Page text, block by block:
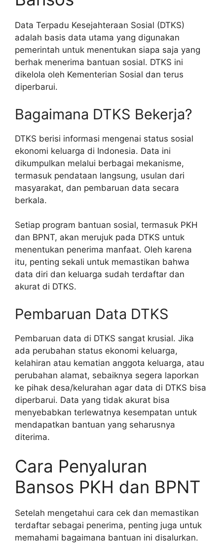
Data Terpadu Kesejahteraan Sosial (DTKS)
adalah basis data utama yang digunakan
pemerintah untuk menentukan siapa saja yang
berhak menerima bantuan sosial. DTKS ini
dikelola oleh Kementerian Sosial dan terus
diperbarui.
Bagaimana DTKS Bekerja?
DTKS berisi informasi mengenai status sosial
ekonomi keluarga di Indonesia. Data ini
dikumpulkan melalui berbagai mekanisme,
termasuk pendataan langsung, usulan dari
masyarakat, dan pembaruan data secara
berkala.
Setiap program bantuan sosial, termasuk PKH
dan BPNT, akan merujuk pada DTKS untuk
menentukan penerima manfaat. Oleh karena
itu, penting sekali untuk memastikan bahwa
data diri dan keluarga sudah terdaftar dan
akurat di DTKS.
Pembaruan Data DTKS
Pembaruan data di DTKS sangat krusial. Jika
ada perubahan status ekonomi keluarga,
kelahiran atau kematian anggota keluarga, atau
perubahan alamat, sebaiknya segera laporkan
ke pihak desa/kelurahan agar data di DTKS bisa
diperbarui. Data yang tidak akurat bisa
menyebabkan terlewatnya kesempatan untuk
mendapatkan bantuan yang seharusnya
diterima.
Cara Penyaluran
Bansos PKH dan BPNT
Setelah mengetahui cara cek dan memastikan
terdaftar sebagai penerima, penting juga untuk
memahami bagaimana bantuan ini disalurkan.